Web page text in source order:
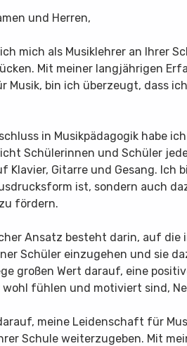
und Herren,
mich als Musiklehrer an Ihrer
Mit meiner langjährigen
Musik, bin ich überzeugt, dass
in Musikpädagogik habe
Schülerinnen und Schüler
Klavier, Gitarre und Gesang. Ich
ist, sondern auch
fördern.
Ansatz besteht darin, auf
Schüler einzugehen und sie
großen Wert darauf, eine
wohl fühlen und motiviert sind,
meine Leidenschaft für
Schule weiterzugeben. Mit